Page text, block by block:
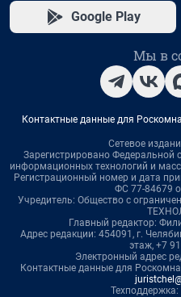
Google Play
Мы в
Контактные данные для
Сетевое
Зарегистрировано Федеральной
информационных технологий и
Регистрационный номер и дата
ФС 77-84679
Учредитель: Общество с
Главный редактор:
Адрес редакции: 454091, г.
этаж, +7
Электронный адрес
Контактные данные для
Техподдержка: